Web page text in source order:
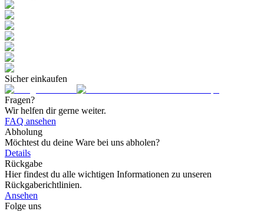
Sicher einkaufen
Fragen?
Wir helfen dir gerne weiter.
FAQ ansehen
Abholung
Möchtest du deine Ware bei uns abholen?
Details
Rückgabe
Hier findest du alle wichtigen Informationen zu unseren
Rückgaberichtlinien.
Ansehen
Folge uns